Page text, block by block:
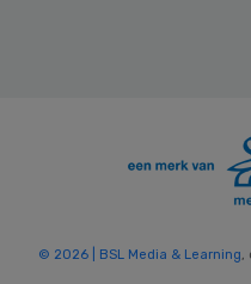
© 2026 | BSL Media & Learning,